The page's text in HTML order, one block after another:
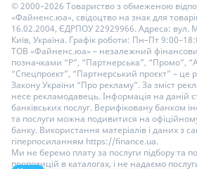
© 2000–2026 Товариство з обмеженою
«Файненс.юа», свідоцтво на знак для
16.02.2004, ЄДРПОУ 22929966. Адреса: вул.
Київ, Україна. Графік роботи: Пн–Пт
ТОВ «Файненс.юа» – незалежний
позначками “Р”, “Партнерська”, “Промо”,
“Спецпроєкт”, “Партнерський проєкт” – це
Закону України “Про рекламу”. За зміст
несе рекламодавець. Інформація на даній
банківських послуг. Верифіковану банком
та послуги можна подивитися на офіційному
банку. Використання матеріалів і даних з
гіперпосиланням https://finance.ua.
Ми не беремо плату за послуги підбору та
пропозицій в каталогах, і не надаємо